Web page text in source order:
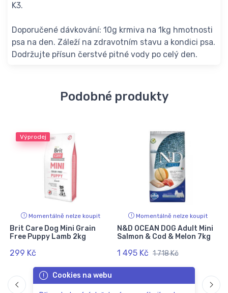
K3.
Doporučené dávkování: 10g krmiva na 1kg hmotnosti
psa na den. Záleží na zdravotním stavu a kondici psa.
Dodržujte přísun čerstvé pitné vody po celý den.
Podobné produkty
Výprodej
Momentálně nelze koupit
Brit Care Dog Mini Grain
Free Puppy Lamb 2kg
299 Kč
Momentálně nelze koupit
N&D OCEAN DOG Adult Mini
Salmon & Cod & Melon 7kg
1 495 Kč 1 718 Kč
Cookies na webu